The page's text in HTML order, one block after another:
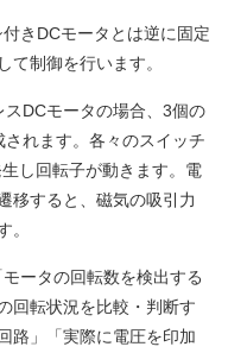
きDCモータとは逆に固定
て制御を行います。
DCモータの場合、3個の
れます。各々のスイッチ
し回転子が動きます。電
移すると、磁気の吸引力
。
ータの回転数を検出する
回転状況を比較・判断す
路」「実際に電圧を印加